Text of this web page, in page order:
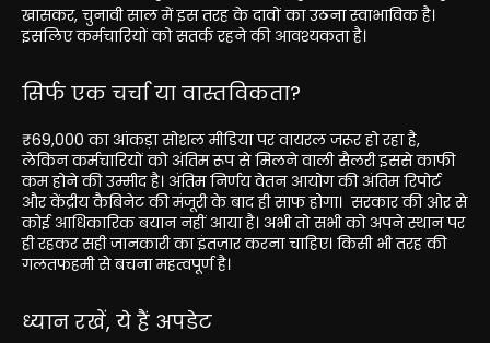
खासकर, चुनावी साल में इस तरह के दावों का उठना स्वाभाविक है।
इसलिए कर्मचारियों को सतर्क रहने की आवश्यकता है।
सिर्फ एक चर्चा या वास्तविकता?
₹69,000 का आंकड़ा सोशल मीडिया पर वायरल जरूर हो रहा है,
लेकिन कर्मचारियों को अंतिम रूप से मिलने वाली सैलरी इससे काफी
कम होने की उम्मीद है। अंतिम निर्णय वेतन आयोग की अंतिम रिपोर्ट
और केंद्रीय कैबिनेट की मंजूरी के बाद ही साफ होगा। सरकार की ओर से
कोई आधिकारिक बयान नहीं आया है। अभी तो सभी को अपने स्थान पर
ही रहकर सही जानकारी का इंतज़ार करना चाहिए। किसी भी तरह की
गलतफहमी से बचना महत्वपूर्ण है।
ध्यान रखें, ये हैं अपडेट